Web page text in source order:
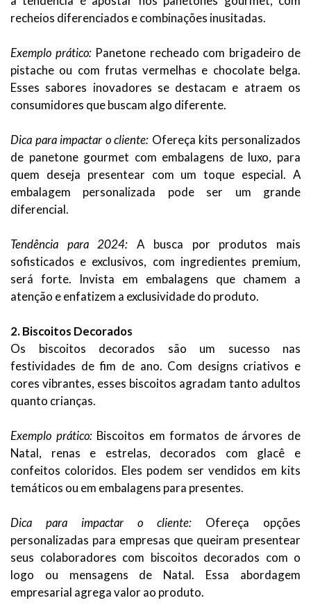
recheios diferenciados e combinações inusitadas.
Exemplo prático: Panetone recheado com brigadeiro de
pistache ou com frutas vermelhas e chocolate belga.
Esses sabores inovadores se destacam e atraem os
consumidores que buscam algo diferente.
Dica para impactar o cliente: Ofereça kits personalizados
de panetone gourmet com embalagens de luxo, para
quem deseja presentear com um toque especial. A
embalagem personalizada pode ser um grande
diferencial.
Tendência para 2024: A busca por produtos mais
sofisticados e exclusivos, com ingredientes premium,
será forte. Invista em embalagens que chamem a
atenção e enfatizem a exclusividade do produto.
2. Biscoitos Decorados
Os biscoitos decorados são um sucesso nas
festividades de fim de ano. Com designs criativos e
cores vibrantes, esses biscoitos agradam tanto adultos
quanto crianças.
Exemplo prático: Biscoitos em formatos de árvores de
Natal, renas e estrelas, decorados com glacê e
confeitos coloridos. Eles podem ser vendidos em kits
temáticos ou em embalagens para presentes.
Dica para impactar o cliente: Ofereça opções
personalizadas para empresas que queiram presentear
seus colaboradores com biscoitos decorados com o
logo ou mensagens de Natal. Essa abordagem
empresarial agrega valor ao produto.